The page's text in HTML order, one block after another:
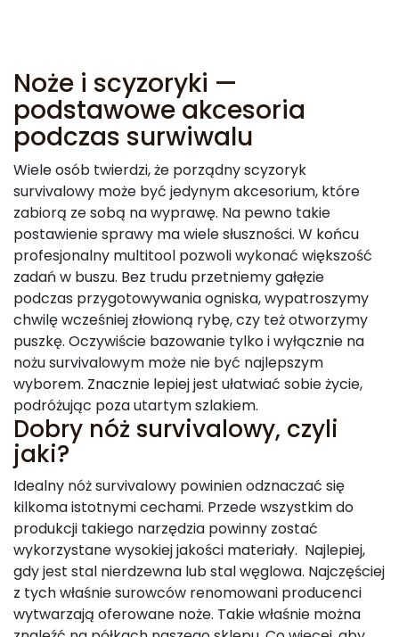
Noże i scyzoryki —
podstawowe akcesoria
podczas surwiwalu
Wiele osób twierdzi, że porządny scyzoryk
survivalowy może być jedynym akcesorium, które
zabiorą ze sobą na wyprawę. Na pewno takie
postawienie sprawy ma wiele słuszności. W końcu
profesjonalny multitool pozwoli wykonać większość
zadań w buszu. Bez trudu przetniemy gałęzie
podczas przygotowywania ogniska, wypatroszymy
chwilę wcześniej złowioną rybę, czy też otworzymy
puszkę. Oczywiście bazowanie tylko i wyłącznie na
nożu survivalowym może nie być najlepszym
wyborem. Znacznie lepiej jest ułatwiać sobie życie,
podróżując poza utartym szlakiem.
Dobry nóż survivalowy, czyli
jaki?
Idealny nóż survivalowy powinien odznaczać się
kilkoma istotnymi cechami. Przede wszystkim do
produkcji takiego narzędzia powinny zostać
wykorzystane wysokiej jakości materiały. Najlepiej,
gdy jest stal nierdzewna lub stal węglowa. Najczęściej
z tych właśnie surowców renomowani producenci
wytwarzają oferowane noże. Takie właśnie można